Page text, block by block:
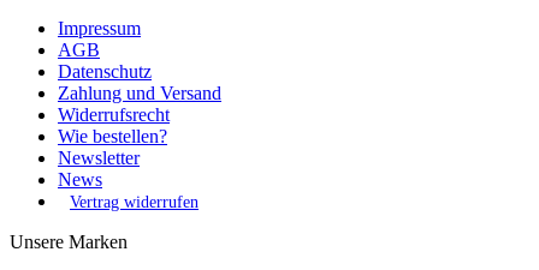
Impressum
AGB
Datenschutz
Zahlung und Versand
Widerrufsrecht
Wie bestellen?
Newsletter
News
Vertrag widerrufen
Unsere Marken